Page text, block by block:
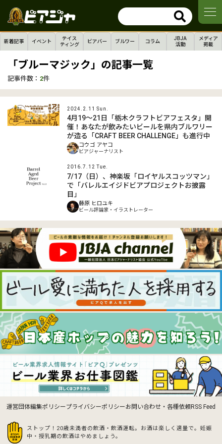
新着記事 イベント
テイス
ティング
ビアバー ブルワー コラム
JBJA
活動
メディア
掲載
「ブルーマジック」の記事一覧
記事件数： 2件
2024.2.11 Sun.
4月19～21日「栃木クラフトビアフェスタ」開
催！あなたが飲みたいビールを県内ブルワリー
が造る「CRAFT BEER CHALLENGE」も進行中
コウゴ アヤコ
ビアジャーナリスト
2016.7.12 Tue.
7/17（日）、神楽坂「ロイヤルスコッツマン」
で「バレルエイジドビアプロジェクトお披露
目」
藤原 ヒロユキ
ビール評論家・イラストレーター
運営団体編集ポリシープライバシーポリシーお問い合わせ・各種依頼RSS Feed
ストップ！20歳未満者の飲酒・飲酒運転。お酒は楽しく適量で。 妊娠
中・授乳期の飲酒はやめましょう。